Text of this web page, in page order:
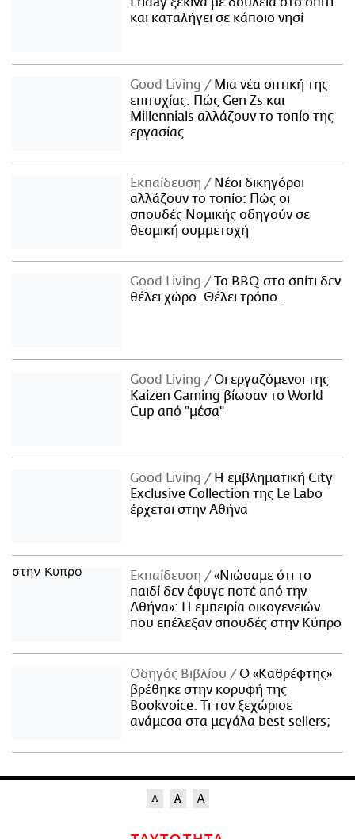
και καταλήγει σε κάποιο νησί
Good Living
Μια νέα οπτική της
επιτυχίας: Πώς Gen Zs και
Millennials αλλάζουν το τοπίο της
εργασίας
Εκπαίδευση
Νέοι δικηγόροι
αλλάζουν το τοπίο: Πώς οι
σπουδές Νομικής οδηγούν σε
θεσμική συμμετοχή
Good Living
Το BBQ στο σπίτι δεν
θέλει χώρο. Θέλει τρόπο.
Good Living
Οι εργαζόμενοι της
Kaizen Gaming βίωσαν το World
Cup από "μέσα"
Good Living
Η εμβληματική City
Exclusive Collection της Le Labo
έρχεται στην Αθήνα
Εκπαίδευση
«Νιώσαμε ότι το
παιδί δεν έφυγε ποτέ από την
Αθήνα»: Η εμπειρία οικογενειών
που επέλεξαν σπουδές στην Κύπρο
Οδηγός Βιβλίου
Ο «Καθρέφτης»
βρέθηκε στην κορυφή της
Bookvoice. Τι τον ξεχώρισε
ανάμεσα στα μεγάλα best sellers;